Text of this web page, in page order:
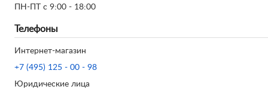
ПН-ПТ с 9:00 - 18:00
Телефоны
Интернет-магазин
+7 (495) 125 - 00 - 98
Юридические лица